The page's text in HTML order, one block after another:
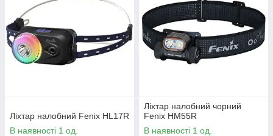
Ліхтар налобний Fenix HL17R
В наявності 1 од.
Ліхтар налобний чорний
Fenix HM55R
В наявності 1 од.